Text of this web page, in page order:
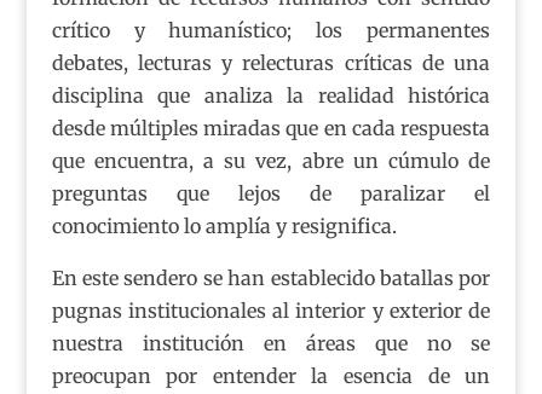
crítico y humanístico; los permanentes
debates, lecturas y relecturas críticas de una
disciplina que analiza la realidad histórica
desde múltiples miradas que en cada respuesta
que encuentra, a su vez, abre un cúmulo de
preguntas que lejos de paralizar el
conocimiento lo amplía y resignifica.
En este sendero se han establecido batallas por
pugnas institucionales al interior y exterior de
nuestra institución en áreas que no se
preocupan por entender la esencia de un